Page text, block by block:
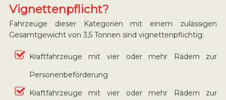
Vignettenpflicht?
Fahrzeuge dieser Kategorien mit einem zulässigen
Gesamtgewicht von 3,5 Tonnen sind vignettenpflichtig:
Kraftfahrzeuge mit vier oder mehr Rädern zur
Personenbeförderung
Kraftfahrzeuge mit vier oder mehr Rädern zur